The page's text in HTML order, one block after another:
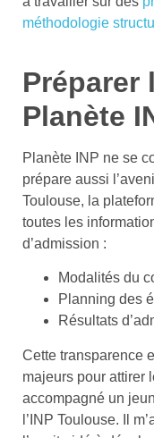
méthodologie
Préparer
Planète
Planète INP ne se
prépare aussi
Toulouse, la
toutes les
d’admission :
Modalités du
Planning des
Résultats
Cette transparence
majeurs pour attirer
accompagné un
l’INP Toulouse. Il